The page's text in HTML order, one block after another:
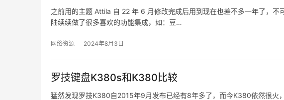
之前用的主题 Attila 自 22 年 6 月修改完成后用到现在也差不多一年了，
陆续续做了很多喜欢的功能集成，如：豆…
网络资源 2024年8月3日
罗技键盘K380s和K380比较
猛然发现罗技K380自2015年9月发布已经有8年多了，而今K380依然很火